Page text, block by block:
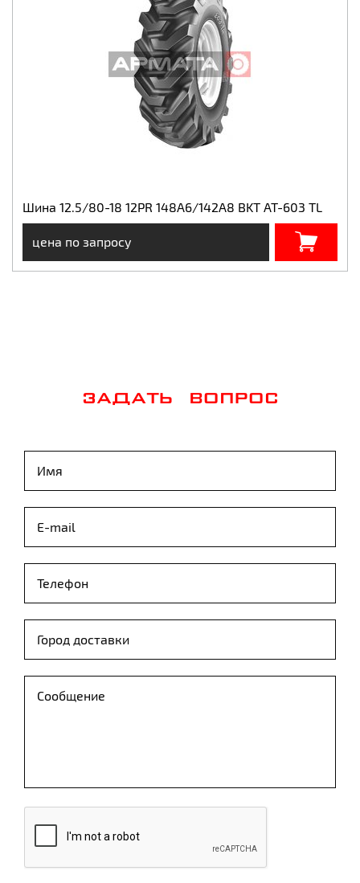
Шина 12.5/80-18 12PR 148A6/142A8 BKT AT-603 TL
цена по запросу
ЗАДАТЬ ВОПРОС